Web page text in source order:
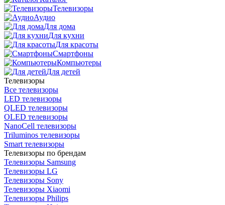
Телевизоры
Аудио
Для дома
Для кухни
Для красоты
Смартфоны
Компьютеры
Для детей
Телевизоры
Все телевизоры
LED телевизоры
QLED телевизоры
OLED телевизоры
NanoCell телевизоры
Triluminos телевизоры
Smart телевизоры
Телевизоры по брендам
Телевизоры Samsung
Телевизоры LG
Телевизоры Sony
Телевизоры Xiaomi
Телевизоры Philips